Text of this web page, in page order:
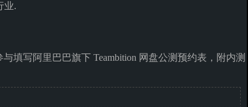
业.
与填写阿里巴巴旗下 Teambition 网盘公测预约表，附内测